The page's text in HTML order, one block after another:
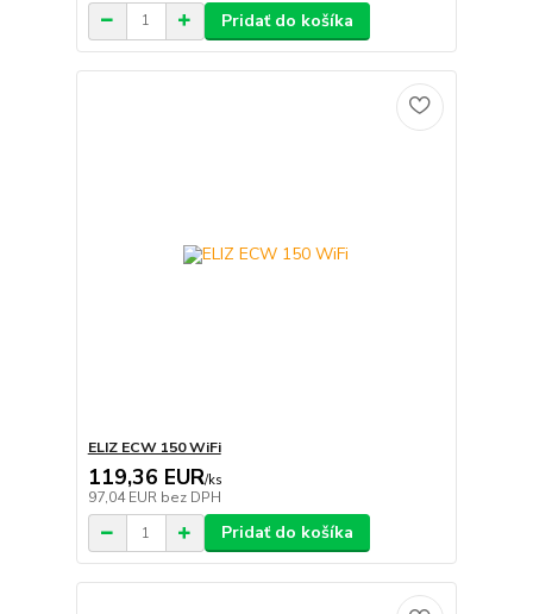
Pridať do košíka
ELIZ ECW 150 WiFi
119,36 EUR/ks
97,04 EUR bez DPH
Pridať do košíka